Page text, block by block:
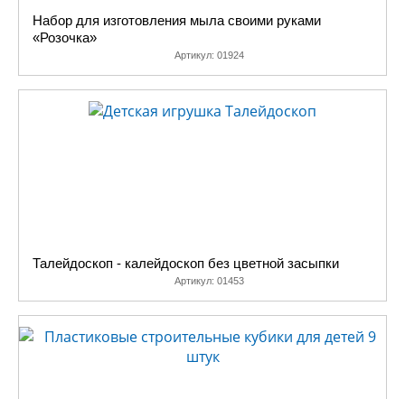
Набор для изготовления мыла своими руками
«Розочка»
Артикул: 01924
Талейдоскоп - калейдоскоп без цветной засыпки
Артикул: 01453